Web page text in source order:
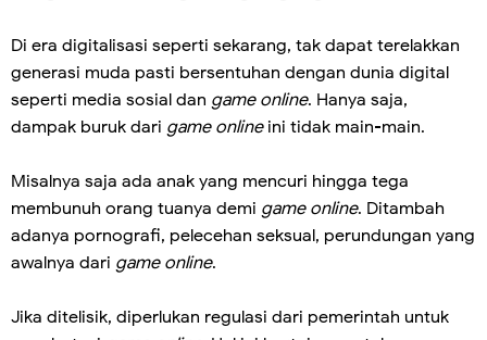
Di era digitalisasi seperti sekarang, tak dapat terelakkan
generasi muda pasti bersentuhan dengan dunia digital
seperti media sosial dan game online. Hanya saja,
dampak buruk dari game onlineini tidak main-main.
Misalnya saja ada anak yang mencuri hingga tega
membunuh orang tuanya demi game online. Ditambah
adanya pornografi, pelecehan seksual, perundungan yang
awalnya dari game online.
Jika ditelisik, diperlukan regulasi dari pemerintah untuk